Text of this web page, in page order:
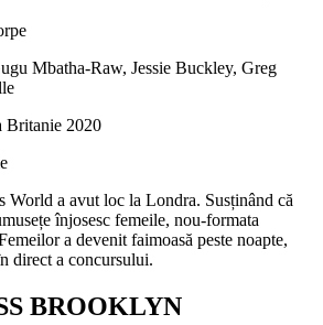
Mbatha-Raw, Jessie Buckley, Greg
Britanie 2020
World a avut loc la Londra. Susținând că
înjosesc femeile, nou-formata
a devenit faimoasă peste noapte,
direct a concursului.
BROOKLYN